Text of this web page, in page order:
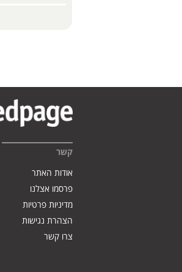
קשר
אודות האתר
פרסמו אצלנו
מדיניות פרטיות
הצהרת נגישות
צרו קשר